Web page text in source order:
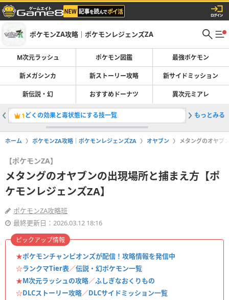
ポケモンZA攻略｜ポケモンレジェンズZA
M次元ラッシュ ポケモン図鑑 最強ポケモン
新メガシンカ 新ストーリー攻略 新サイドミッション
新伝説・幻 おすすめドーナツ 異次元ミアレ
1どくの効果と毒状態にする技一覧 2サイド
もっとみる
ホーム ポケモンZA攻略｜ポケモンレジェンズZA オヤブン メタングのオヤブ
【ポケモンZA】
メタングのオヤブンの出現場所と捕まえ方【ポ
ケモンレジェンズZA】
ポケモンZA攻略班
最終更新日：2026.03.12 18:16
★ポケモンチャンピオンズが配信！攻略情報を発信中
☆ランクマTier表／伝説・幻ポケモン一覧
★M次元ラッシュの攻略／ふしぎなおくりもの
☆DLCストーリー攻略／DLCサイドミッション一覧
ピックアップ情報